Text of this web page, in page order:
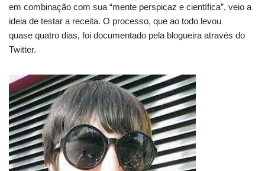
em combinação com sua “mente perspicaz e científica”, veio a
ideia de testar a receita. O processo, que ao todo levou
quase quatro dias, foi documentado pela blogueira através do
Twitter.